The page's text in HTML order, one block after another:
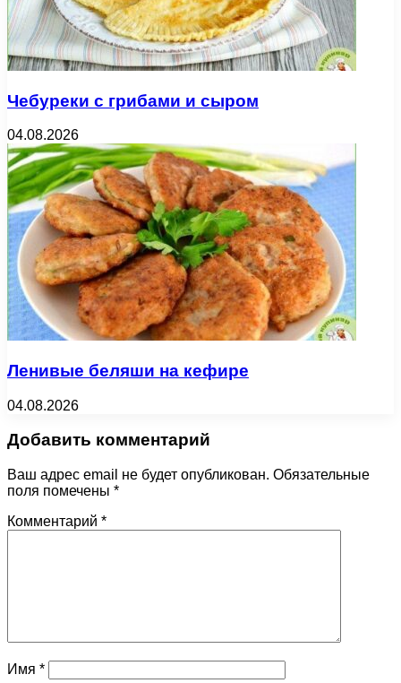
Чебуреки с грибами и сыром
04.08.2026
Ленивые беляши на кефире
04.08.2026
Добавить комментарий
Ваш адрес email не будет опубликован. Обязательные
поля помечены *
Комментарий *
Имя *